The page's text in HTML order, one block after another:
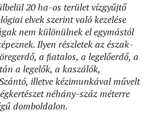
20 ha-os terület vízgyűjtő
elvek szerint való kezelése
nem különülnek el egymástól
Ilyen részletek az észak-
a ﬁatalos, a legelőerdő, a
a legelők, a kaszálók,
illetve kézimunkával művelt
néhány-száz méterre
domboldalon.